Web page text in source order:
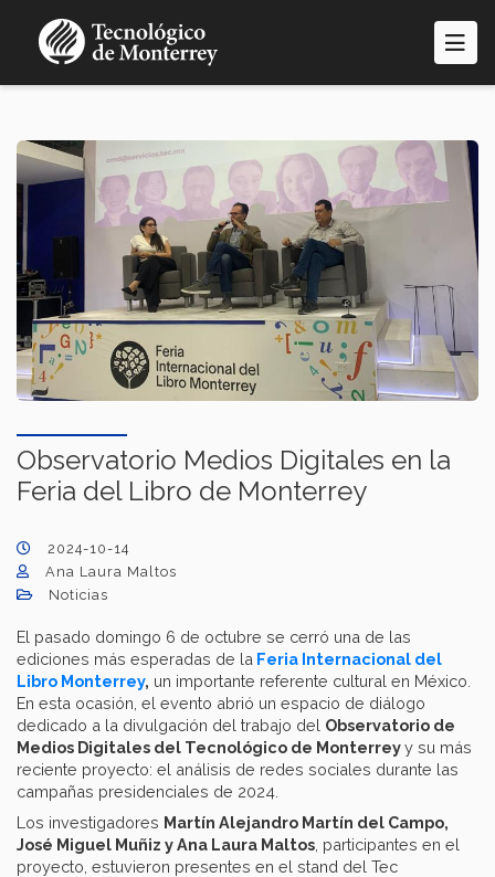
contenido
Observatorio Medios Digitales en la
Feria del Libro de Monterrey
2024-10-14
Ana Laura Maltos
Noticias
El pasado domingo 6 de octubre se cerró una de las
ediciones más esperadas de la Feria Internacional del
Libro Monterrey, un importante referente cultural en México.
En esta ocasión, el evento abrió un espacio de diálogo
dedicado a la divulgación del trabajo del Observatorio de
Medios Digitales del Tecnológico de Monterreyy su más
reciente proyecto: el análisis de redes sociales durante las
campañas presidenciales de 2024.
Los investigadores Martín Alejandro Martín del Campo,
José Miguel Muñiz y Ana Laura Maltos , participantes en el
proyecto, estuvieron presentes en el stand del Tec